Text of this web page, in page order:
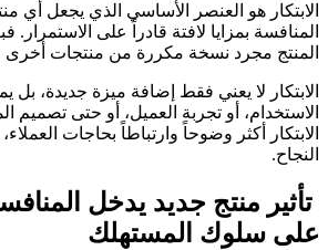
الابتكار هو العنصر الأساسي الذي يجعل أي
المنافسة بمزايا لافتة قادراً على الاستمرار.
المنتج مجرد نسخة مكررة من منتجات
الابتكار لا يعني فقط إضافة ميزة جديدة،
الاستخدام، أو تجربة العميل، أو حتى تصميم
الابتكار أكثر وضوحاً وارتباطاً بحاجات
النجاح.
تأثير منتج جديد يدخل
على سلوك المستهلك